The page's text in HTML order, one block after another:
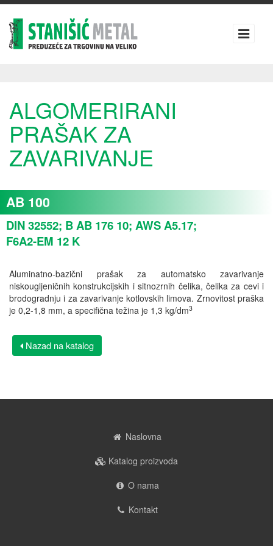
ALGOMERIRANI
PRAŠAK ZA
ZAVARIVANJE
AB 100
DIN 32552; B AB 176 10; AWS A5.17;
F6A2-EM 12 K
Aluminatno-bazični prašak za automatsko zavarivanje
niskougljeničnih konstrukcijskih i sitnozrnih čelika, čelika za cevi i
brodogradnju i za zavarivanje kotlovskih limova. Zrnovitost praška
je 0,2-1,8 mm, a specifična težina je 1,3 kg/dm3
Nazad na katalog
Naslovna
Katalog proizvoda
O nama
Kontakt